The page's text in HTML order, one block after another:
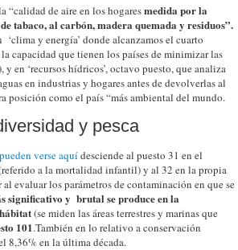
“calidad de aire en los hogaresmedida por la
tabaco, al carbón, madera quemada y residuos”.
y energía’ donde alcanzamos el cuarto
capacidad que tienen los países de minimizar las
en ‘recursos hídricos’, octavo puesto, que analiza
en industrias y hogares antes de devolverlas al
posición como el país “más ambiental del mundo.
y pesca
verse aquídesciende al puesto 31 en el
a la mortalidad infantil) y al 32 en la propia
evaluar los parámetros de contaminación en que se
significativo y brutal se produce en la
(se miden las áreas terrestres y marinas que
101.También en lo relativo a conservación
8,36% en la última década.